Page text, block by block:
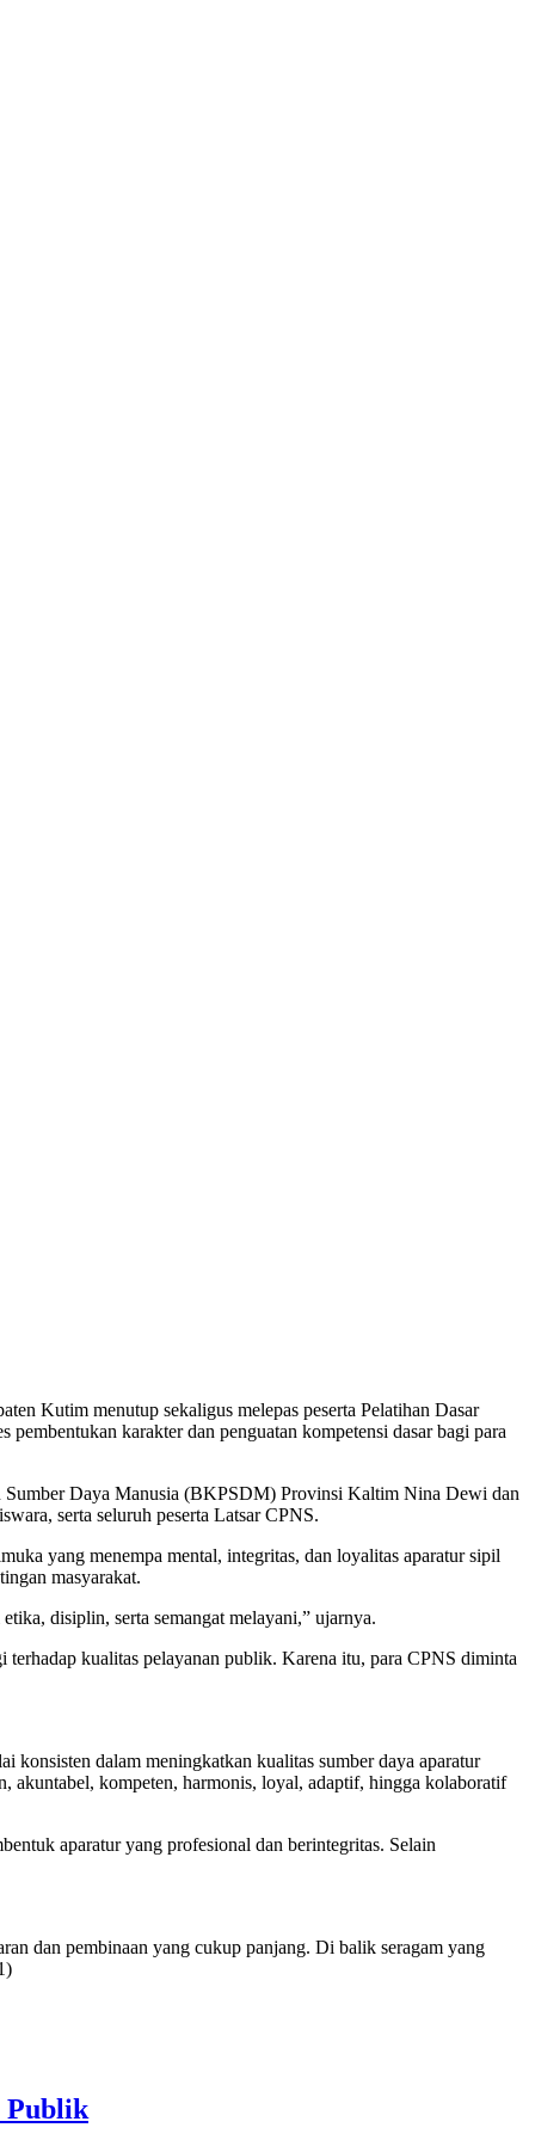
Kutim menutup sekaligus melepas peserta Pelatihan Dasar
karakter dan penguatan kompetensi dasar bagi para
Sumber Daya Manusia (BKPSDM) Provinsi Kaltim Nina Dewi dan
serta seluruh peserta Latsar CPNS.
yang menempa mental, integritas, dan loyalitas aparatur sipil
masyarakat.
disiplin, serta semangat melayani,” ujarnya.
terhadap kualitas pelayanan publik. Karena itu, para CPNS diminta
dalam meningkatkan kualitas sumber daya aparatur
akuntabel, kompeten, harmonis, loyal, adaptif, hingga kolaboratif
aparatur yang profesional dan berintegritas. Selain
dan pembinaan yang cukup panjang. Di balik seragam yang
Publik